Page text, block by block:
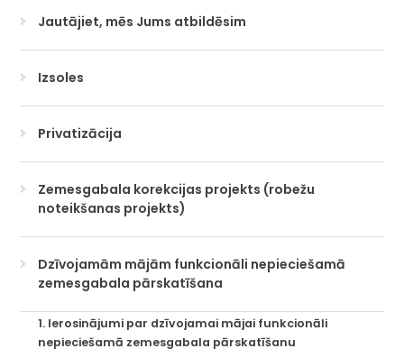
Jautājiet, mēs Jums atbildēsim
Izsoles
Privatizācija
Zemesgabala korekcijas projekts (robežu
noteikšanas projekts)
Dzīvojamām mājām funkcionāli nepieciešamā
zemesgabala pārskatīšana
1. Ierosinājumi par dzīvojamai mājai funkcionāli
nepieciešamā zemesgabala pārskatīšanu